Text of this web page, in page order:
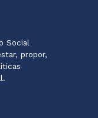
Social
propor,